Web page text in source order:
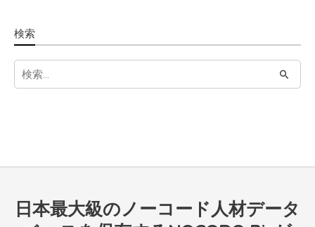
検索
e
h
o日本最大級のノーコード人材データ